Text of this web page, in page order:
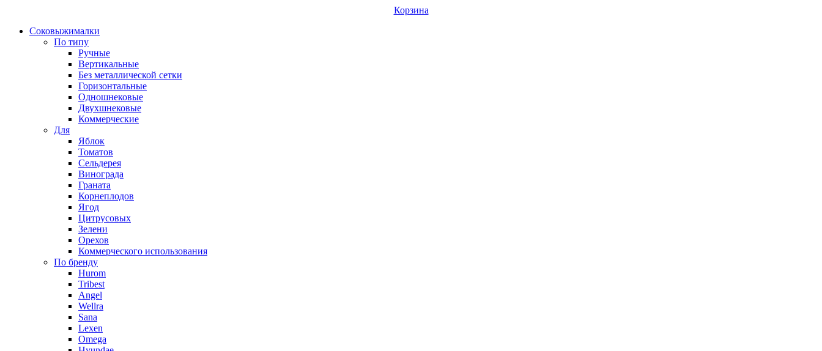
Корзина
Соковыжималки
По типу
Ручные
Вертикальные
Без металлической сетки
Горизонтальные
Одношнековые
Двухшнековые
Коммерческие
Для
Яблок
Томатов
Cельдерея
Винограда
Граната
Корнеплодов
Ягод
Цитрусовых
Зелени
Орехов
Коммерческого использования
По бренду
Hurom
Tribest
Angel
Wellra
Sana
Lexen
Omega